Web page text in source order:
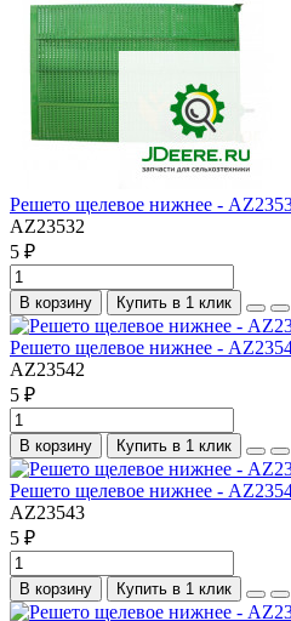
Решето щелевое нижнее -
AZ23532
5 ₽
В корзину Купить в 1 клик
Решето щелевое нижнее -
AZ23542
5 ₽
В корзину Купить в 1 клик
Решето щелевое нижнее -
AZ23543
5 ₽
В корзину Купить в 1 клик